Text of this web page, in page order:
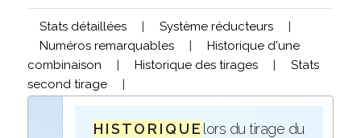
Stats détaillées | Système réducteurs
|
Numéros remarquables
|
Historique d'une
combinaison
| Historique des tirages |
Stats
second tirage
|
H I S T O R I Q U E lors du tirage du